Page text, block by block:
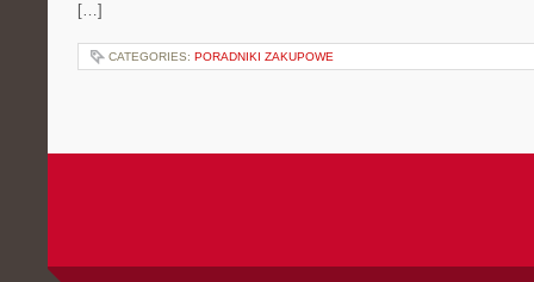
[…]
CATEGORIES: PORADNIKI ZAKUPOWE